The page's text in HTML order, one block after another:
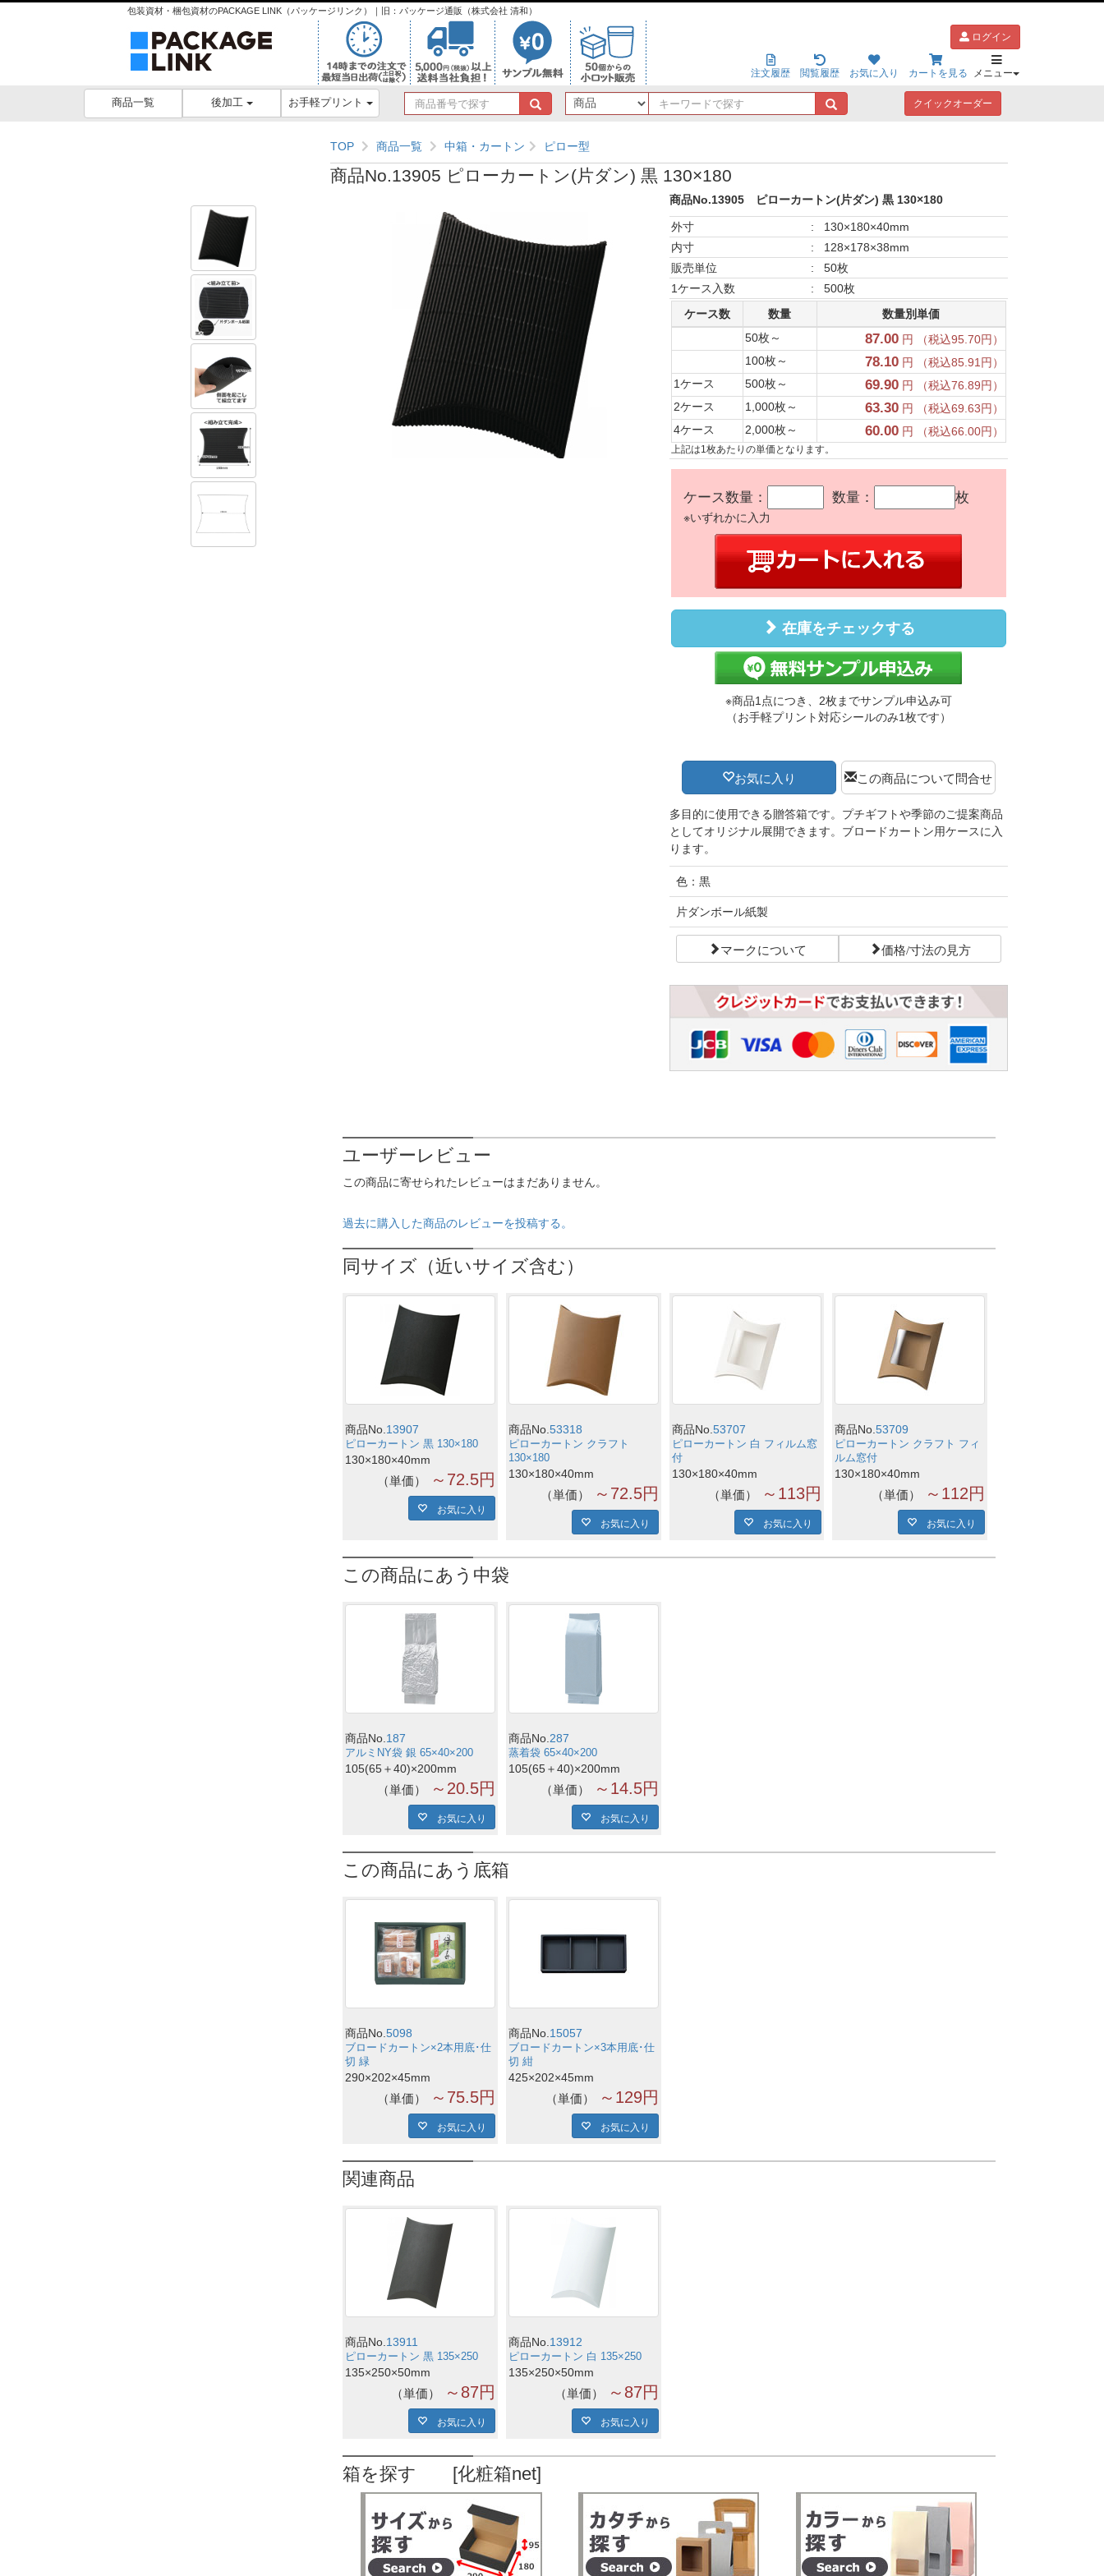
包装資材・梱包資材のPACKAGE LINK（パッケージリンク）｜旧：パッケージ通販（株式会社 清和）
ログイン
注文履歴 閲覧履歴 お気に入り カートを見る メニュー
商品一覧 後加工 お手軽プリント
商
品
号
で
探
キ
ー
ド
で
探
す
クイックオーダー
TOP 商品一覧 中箱・カートン ピロー型
商品No.13905 ピローカートン(片ダン) 黒 130×180
商品No.13905 ピローカートン(片ダン) 黒 130×180
外寸 :
130×180×40mm
内寸
:
128×178×38mm
販売単位
:
50枚
1ケース入数
:
500枚
ケース数
数量
数量別単価
50枚～
87.00円 （税込95.70円）
100枚～
78.10円 （税込85.91円）
1ケース
500枚～ 69.90円 （税込76.89円）
2ケース
1,000枚～ 63.30円 （税込69.63円）
4ケース
2,000枚～ 60.00円 （税込66.00円）
上記は1枚あたりの単価となります。
ケース数量： 数量： 枚
※いずれかに入力
在庫をチェックする
※商品1点につき、2枚までサンプル申込み可
（お手軽プリント対応シールのみ1枚です）
お気に入り この商品について問合せ
多目的に使用できる贈答箱です。プチギフトや季節のご提案商品
としてオリジナル展開できます。ブロードカートン用ケースに入
ります。
色：黒
片ダンボール紙製
マークについて 価格/寸法の見方
ユーザーレビュー
この商品に寄せられたレビューはまだありません。
過去に購入した商品のレビューを投稿する。
同サイズ（近いサイズ含む）
商品No. 13907
ピローカートン 黒 130×180
130×180×40mm
単価 ～72.5円
お気に入り
商品No. 53318
ピローカートン クラフト
130×180
130×180×40mm
単価 ～72.5円
お気に入り
商品No. 53707
ピローカートン 白 フィルム窓
付
130×180×40mm
単価 ～113円
お気に入り
商品No.53709
ピローカートン クラフト フィ
ルム窓付
130×180×40mm
単価 ～112円
お気に入り
この商品にあう中袋
商品No. 187
アルミNY袋 銀 65×40×200
105(65＋40)×200mm
単価 ～20.5円
お気に入り
商品No. 287
蒸着袋 65×40×200
105(65＋40)×200mm
単価 ～14.5円
お気に入り
この商品にあう底箱
商品No. 5098
ブロードカートン×2本用底･仕
切 緑
290×202×45mm
単価 ～75.5円
お気に入り
商品No. 15057
ブロードカートン×3本用底･仕
切 紺
425×202×45mm
単価 ～129円
お気に入り
関連商品
商品No. 13911
ピローカートン 黒 135×250
135×250×50mm
単価 ～87円
お気に入り
商品No. 13912
ピローカートン 白 135×250
135×250×50mm
単価 ～87円
お気に入り
箱を探す [化粧箱net]